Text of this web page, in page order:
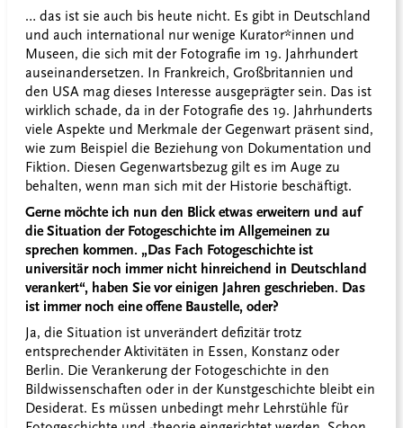
… das ist sie auch bis heute nicht. Es gibt in Deutschland
und auch international nur wenige Kurator*innen und
Museen, die sich mit der Fotografie im 19. Jahrhundert
auseinandersetzen. In Frankreich, Großbritannien und
den USA mag dieses Interesse ausgeprägter sein. Das ist
wirklich schade, da in der Fotografie des 19. Jahrhunderts
viele Aspekte und Merkmale der Gegenwart präsent sind,
wie zum Beispiel die Beziehung von Dokumentation und
Fiktion. Diesen Gegenwartsbezug gilt es im Auge zu
behalten, wenn man sich mit der Historie beschäftigt.
Gerne möchte ich nun den Blick etwas erweitern und auf
die Situation der Fotogeschichte im Allgemeinen zu
sprechen kommen. „Das Fach Fotogeschichte ist
universitär noch immer nicht hinreichend in Deutschland
verankert“, haben Sie vor einigen Jahren geschrieben. Das
ist immer noch eine offene Baustelle, oder?
Ja, die Situation ist unverändert defizitär trotz
entsprechender Aktivitäten in Essen, Konstanz oder
Berlin. Die Verankerung der Fotogeschichte in den
Bildwissenschaften oder in der Kunstgeschichte bleibt ein
Desiderat. Es müssen unbedingt mehr Lehrstühle für